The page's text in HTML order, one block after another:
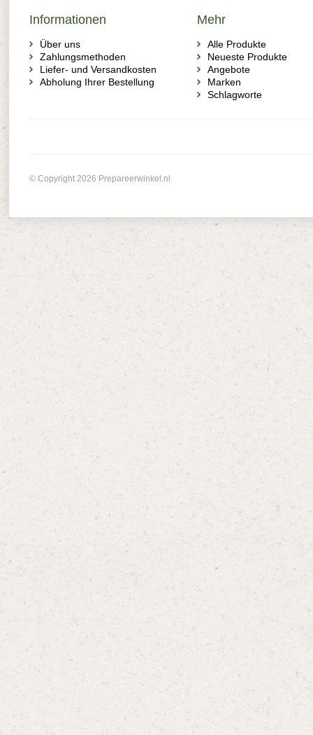
Informationen
Über uns
Zahlungsmethoden
Liefer- und Versandkosten
Abholung Ihrer Bestellung
Mehr
Alle Produkte
Neueste Produkte
Angebote
Marken
Schlagworte
© Copyright 2026 Prepareerwinkel.nl